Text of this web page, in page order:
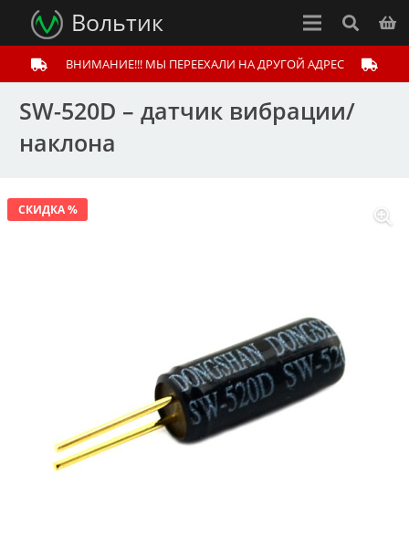
Вольтик
ВНИМАНИЕ!!! МЫ ПЕРЕЕХАЛИ НА ДРУГОЙ АДРЕС
SW-520D – датчик вибрации/
наклона
СКИДКА %